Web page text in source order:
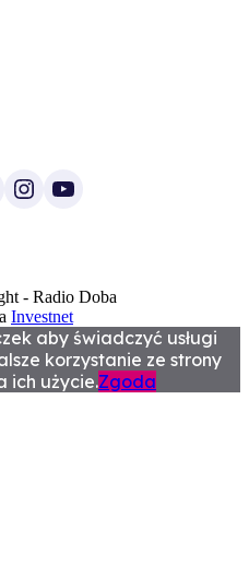
Instagram
YouTube
- Radio Doba
Investnet
aby świadczyć usługi
korzystanie ze strony
ich użycie.Zgoda